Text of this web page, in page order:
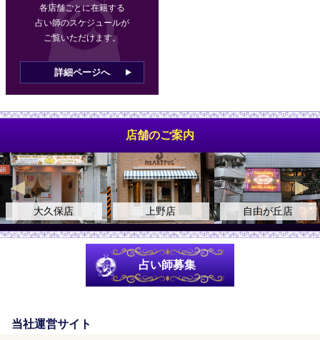
各店舗ごとに在籍する
占い師のスケジュールが
ご覧いただけます。
詳細ページへ
店舗のご案内
大久保店 上野店 自由が丘店
占い師募集
当社運営サイト